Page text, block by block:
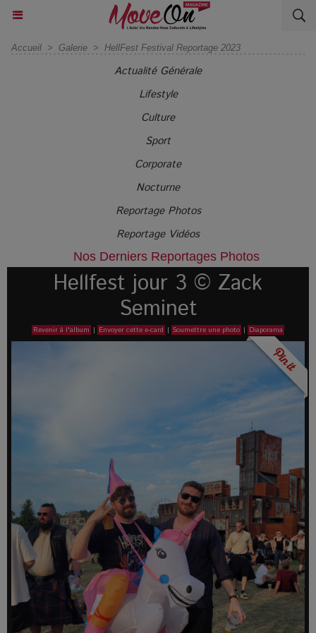
Accueil > Galerie > HellFest Festival Reportage 2023
Actualité Générale
Lifestyle
Culture
Sport
Corporate
Nocturne
Reportage Photos
Reportage Vidéos
Nos Derniers Reportages Photos
Hellfest jour 3 © Zack
Seminet
Revenir à l'album | Envoyer cette e-card | Soumettre une photo | Diaporama